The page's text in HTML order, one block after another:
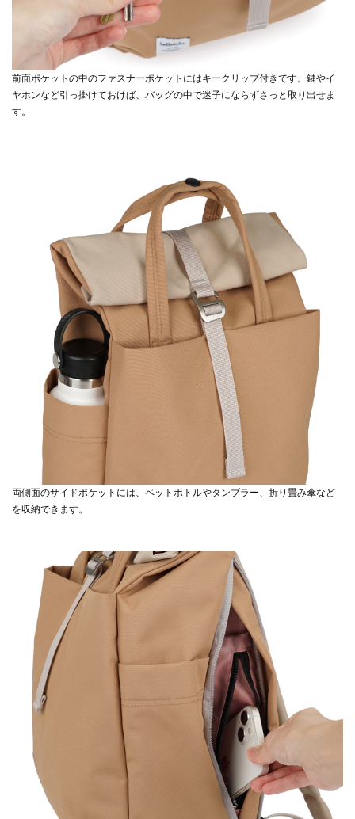
前面ポケットの中のファスナーポケットにはキークリップ付きです。鍵やイ
ヤホンなど引っ掛けておけば、バッグの中で迷子にならずさっと取り出せま
す。
両側面のサイドポケットには、ペットボトルやタンブラー、折り畳み傘など
を収納できます。